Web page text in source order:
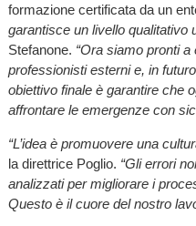
formazione certificata da un
garantisce un livello qualitativo
Stefanone. “Ora siamo pronti
professionisti esterni e, in
obiettivo finale è garantire che
affrontare le emergenze con
“L’idea è promuovere una
la direttrice Poglio. “Gli errori
analizzati per migliorare i
Questo è il cuore del nostro